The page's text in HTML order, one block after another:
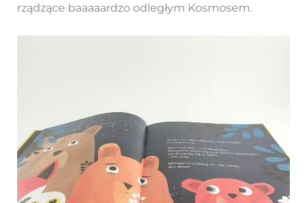
rządzące baaaaardzo odległym Kosmosem.